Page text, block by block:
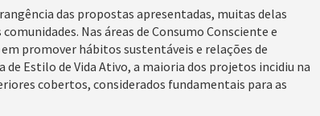
das propostas apresentadas, muitas delas
Nas áreas de Consumo Consciente e
promover hábitos sustentáveis e relações de
Estilo de Vida Ativo, a maioria dos projetos incidiu na
cobertos, considerados fundamentais para as